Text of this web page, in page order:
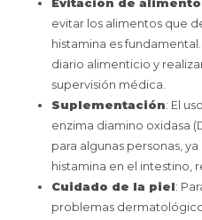
Evitación de
evitar los alimentos que
histamina es
diario alimenticio y
supervisión médica.
Suplementación: El
enzima diamino oxidasa
para algunas personas,
histamina en el intestino,
Cuidado de la piel:
problemas